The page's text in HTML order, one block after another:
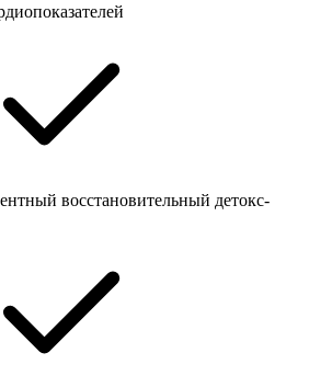
восстановительный детокс-